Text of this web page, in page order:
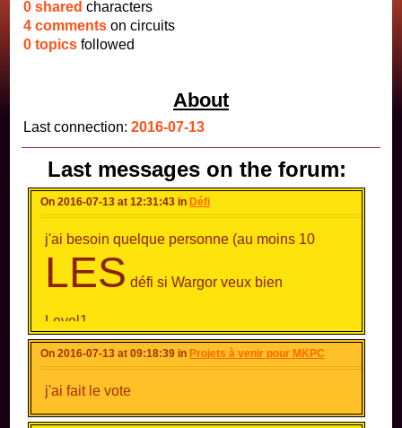
0 shared characters
4 comments on circuits
0 topics followed
About
Last connection: 2016-07-13
Last messages on the forum:
On 2016-07-13 at 12:31:43 inDéfi
j'ai besoin quelque personne (au moins 10
LES défi si Wargor veux bien
Level1
1er=: +1000pts
2eme=: +750
3eme=: +500
4eme=: +250
5eme=: +125
On 2016-07-13 at 09:18:39 in Projets à venir pour MKPC
j'ai fait le vote